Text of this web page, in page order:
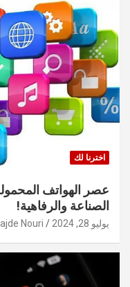
اخترنا لك
عصر الهواتف
الصناعة والرفاهية!
يوليو 28, 2024 Nouri